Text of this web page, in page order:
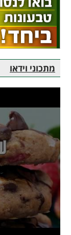
מתכוני וידאו